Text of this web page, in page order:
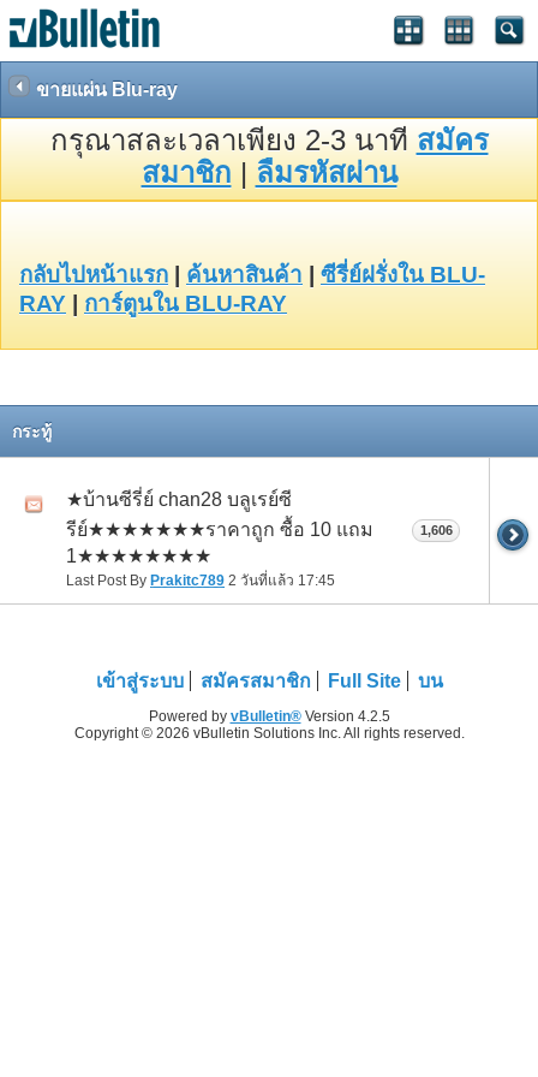
ขายแผ่น Blu-ray
กรุณาสละเวลาเพียง 2-3 นาที สมัคร
สมาชิก | ลืมรหัสผ่าน
กลับไปหน้าแรก ค้นหาสินค้า
ซีรี่ย์ฝรั่งใน BLU-
RAY
การ์ตูนใน BLU-RAY
กระทู้
★บ้านซีรี่ย์ chan28 บลูเรย์ซี
รีย์★★★★★★★ราคาถูก ซื้อ 10 แถม
1★★★★★★★★
Last Post By Prakitc789 2 วันที่แล้ว 17:45
1,606
เข้าสู่ระบบ สมัครสมาชิก Full Site บน
Powered by vBulletin®Version 4.2.5
Copyright © 2026 vBulletin Solutions Inc. All rights reserved.